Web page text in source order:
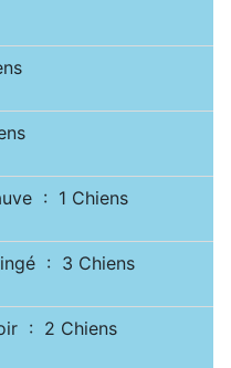
: 1 Chiens
: 3 Chiens
: 2 Chiens